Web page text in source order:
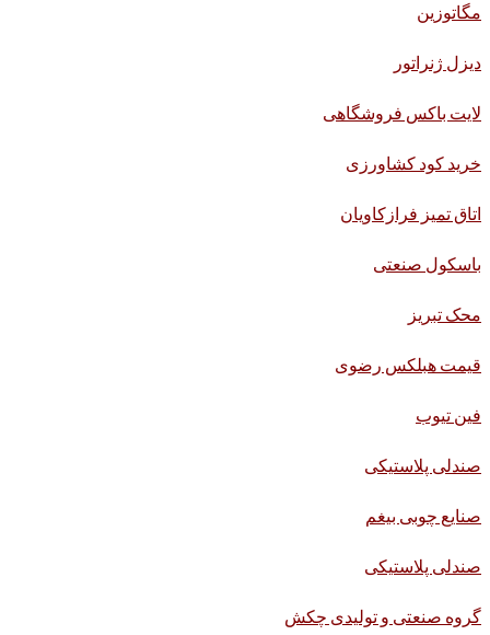
مگاتوزین
دیزل ژنراتور
لایت باکس فروشگاهی
خرید کود کشاورزی
اتاق تمیز فرازکاویان
باسکول صنعتی
محک تبریز
قیمت هبلکس رضوی
فین تیوب
صندلی پلاستیکی
صنایع چوبی بیغم
صندلی پلاستیکی
گروه صنعتی و تولیدی چکش